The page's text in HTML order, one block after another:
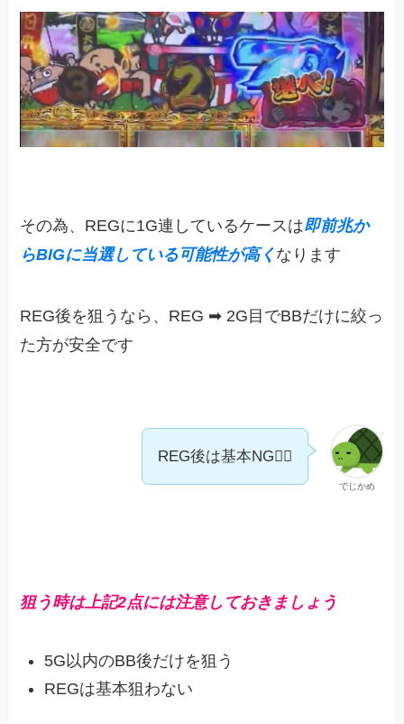
その為、REGに1G連しているケースは即前兆か
らBIGに当選している可能性が高くなります
REG後を狙うなら、REG ➡︎ 2G目でBBだけに絞っ
た方が安全です
でじかめ
REG後は基本NG🙅‍♀️
狙う時は上記2点には注意しておき ましょう
5G以内のBB後だけを狙う
REGは基本狙わない